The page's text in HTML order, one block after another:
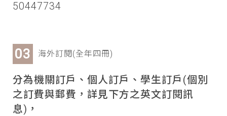
50447734
海外訂閱(全年四冊)
分為機關訂戶、個人訂戶、學生訂戶(個別
之訂費與郵費，詳見下方之英文訂閱訊
息)，